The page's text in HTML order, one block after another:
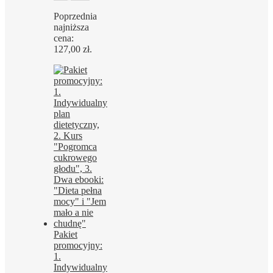
wynosiła:
297,00 zł.
wynosi:
Poprzednia
najniższa
cena:
127,00 zł.
Pakiet
promocyjny:
1.
Indywidualny